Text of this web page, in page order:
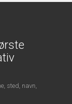
sted, navn,